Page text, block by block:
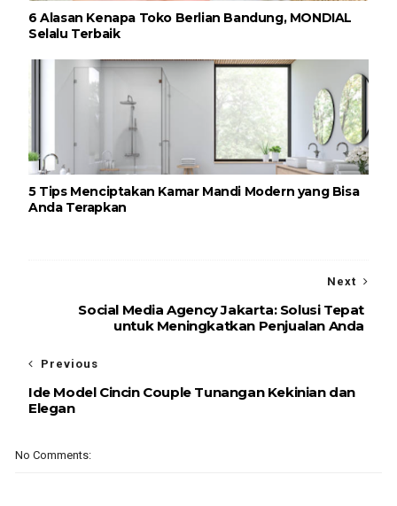
6 Alasan Kenapa Toko Berlian Bandung, MONDIAL
Selalu Terbaik
5 Tips Menciptakan Kamar Mandi Modern yang Bisa
Anda Terapkan
Next
Social Media Agency Jakarta: Solusi Tepat
untuk Meningkatkan Penjualan Anda
Previous
Ide Model Cincin Couple Tunangan Kekinian dan
Elegan
No Comments: